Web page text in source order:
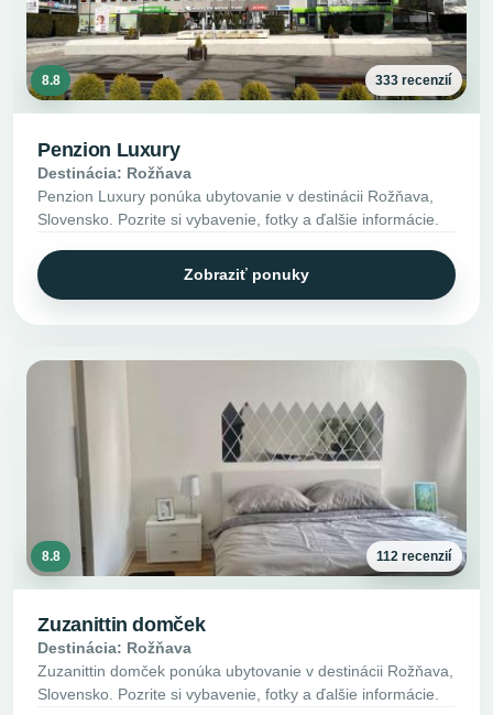
8.8 333 recenzií
Penzion Luxury
Destinácia: Rožňava
Penzion Luxury ponúka ubytovanie v destinácii Rožňava,
Slovensko. Pozrite si vybavenie, fotky a ďalšie informácie.
Zobraziť ponuky
8.8 112 recenzií
Zuzanittin domček
Destinácia: Rožňava
Zuzanittin domček ponúka ubytovanie v destinácii Rožňava,
Slovensko. Pozrite si vybavenie, fotky a ďalšie informácie.